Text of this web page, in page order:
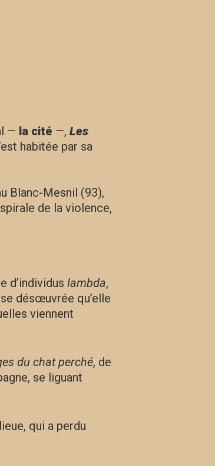
— la cité —, Les
habitée par sa
Blanc-Mesnil (93),
de la violence,
d’individus lambda,
désœuvrée qu’elle
viennent
du chat perché, de
se liguant
qui a perdu